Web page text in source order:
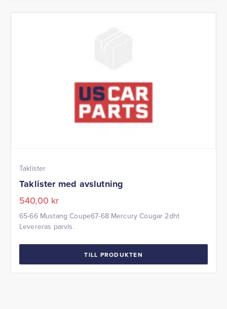
Taklister
Taklister med avslutning
540,00 kr
65-66 Mustang Coupe67-68 Mercury Cougar 2dht
Levereras parvis.
TILL PRODUKTEN